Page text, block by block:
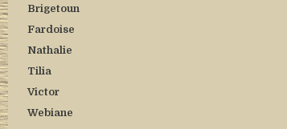
Brigetoun
Fardoise
Nathalie
Tilia
Victor
Webiane